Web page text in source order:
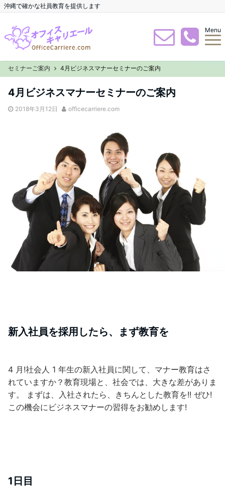
沖縄で確かな社員教育を提供します
Menu
セミナーご案内 4月ビジネスマナーセミナーのご案内
4月ビジネスマナーセミナーのご案内
2018年3月12日 officecarriere.com
新入社員を採用したら、まず教育を
4 月!社会人 1 年生の新入社員に関して、マナー教育はさ
れていますか？教育現場と、社会では、大きな差がありま
す。 まずは、入社されたら、きちんとした教育を!! ぜひ!
この機会にビジネスマナーの習得をお勧めします!
1日目